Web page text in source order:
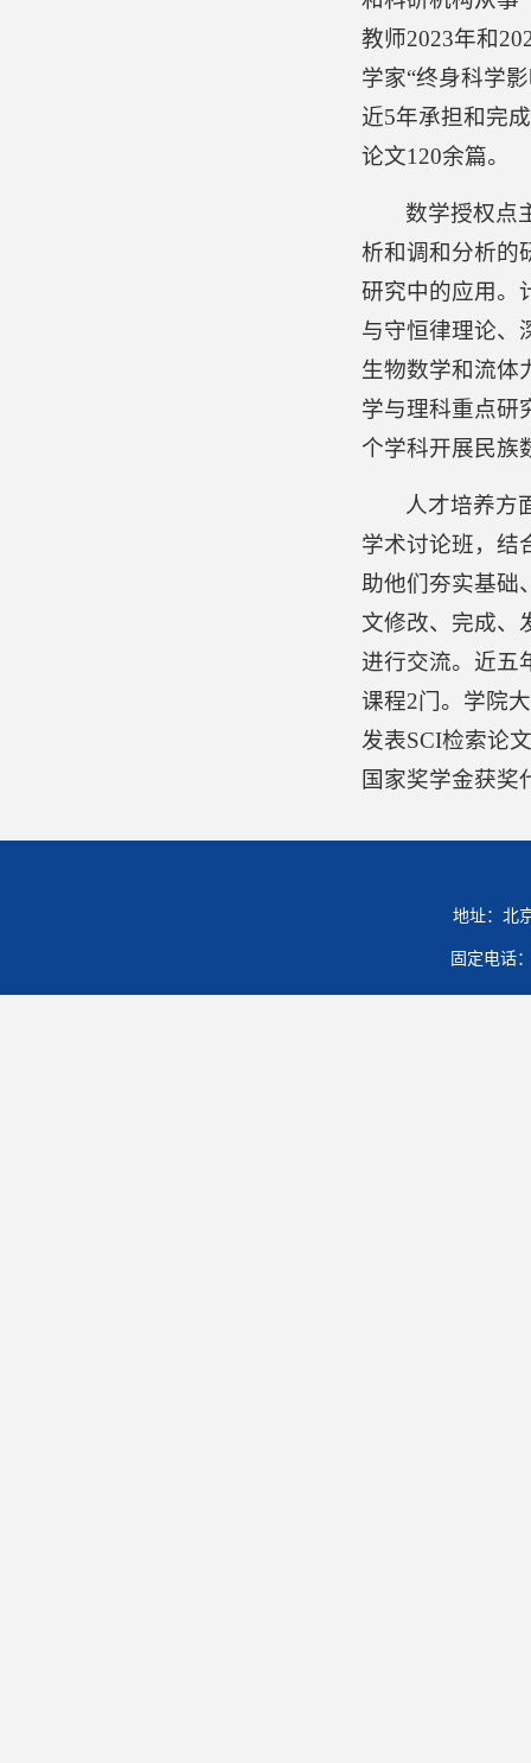
教师2023年和
学家“终身科学
近5年承担和完
论文120余篇。
数学授权点
析和调和分析的
研究中的应用。
与守恒律理论、
生物数学和流体
学与理科重点研
个学科开展民族
人才培养方
学术讨论班，结
助他们夯实基础
文修改、完成、
进行交流。近五
课程2门。学院
发表SCI检索论
国家奖学金获奖
地址：北
固定电话